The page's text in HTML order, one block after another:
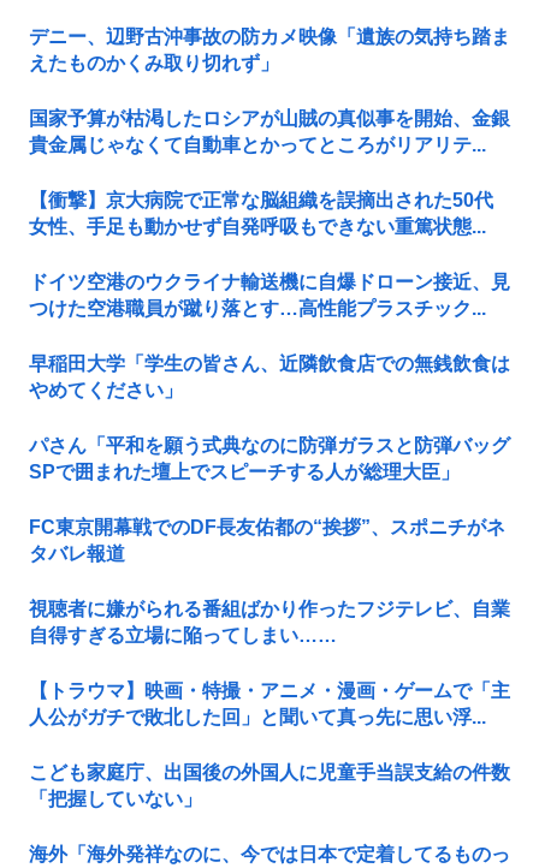
デニー、辺野古沖事故の防カメ映像「遺族の気持ち踏ま
えたものかくみ取り切れず」
国家予算が枯渇したロシアが山賊の真似事を開始、金銀
貴金属じゃなくて自動車とかってところがリアリテ...
【衝撃】京大病院で正常な脳組織を誤摘出された50代
女性、手足も動かせず自発呼吸もできない重篤状態...
ドイツ空港のウクライナ輸送機に自爆ドローン接近、見
つけた空港職員が蹴り落とす…高性能プラスチック...
早稲田大学「学生の皆さん、近隣飲食店での無銭飲食は
やめてください」
パさん「平和を願う式典なのに防弾ガラスと防弾バッグ
SPで囲まれた壇上でスピーチする人が総理大臣」
FC東京開幕戦でのDF長友佑都の“挨拶”、スポニチがネ
タバレ報道
視聴者に嫌がられる番組ばかり作ったフジテレビ、自業
自得すぎる立場に陥ってしまい……
【トラウマ】映画・特撮・アニメ・漫画・ゲームで「主
人公がガチで敗北した回」と聞いて真っ先に思い浮...
こども家庭庁、出国後の外国人に児童手当誤支給の件数
「把握していない」
海外「海外発祥なのに、今では日本で定着してるものっ